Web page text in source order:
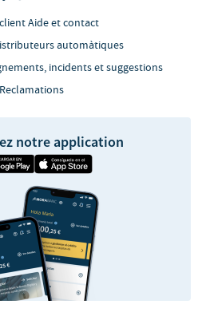
Aide et contact
automàtiques
incidents et suggestions
Reclamations
notre application